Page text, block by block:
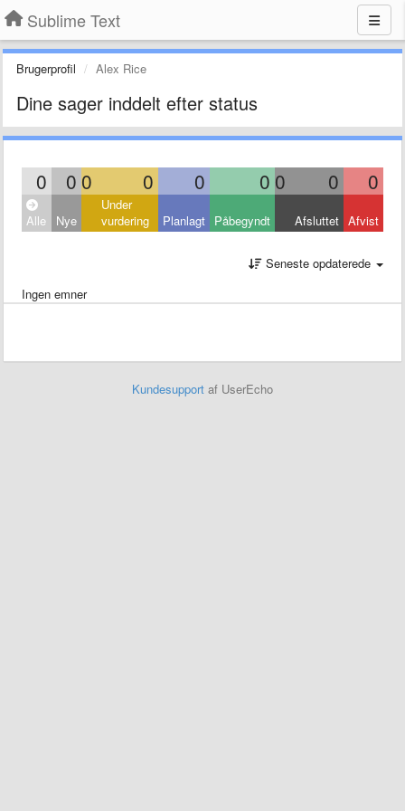
Sublime Text
Brugerprofil Alex Rice
Dine sager inddelt efter status
0 0 0 0 0 0 0 0 0
Alle Nye
Under
vurdering
Planlagt Påbegyndt Afsluttet Afvist
Seneste opdaterede
Ingen emner
Kundesupport af UserEcho